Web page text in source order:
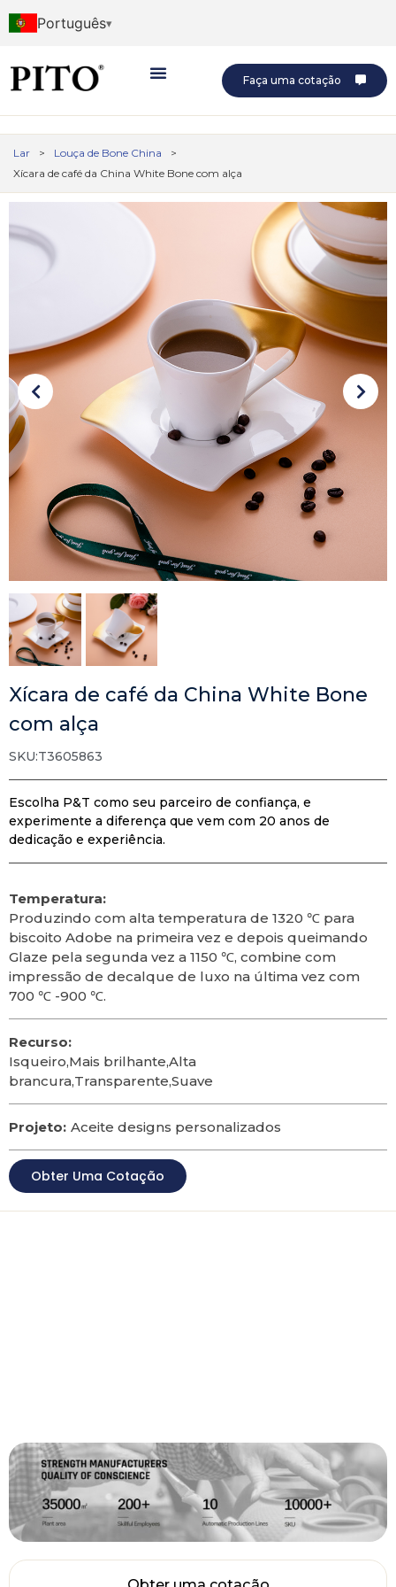
Português
Faça uma cotação
Lar > Louça de Bone China
>
Xícara de café da China White Bone com alça
Xícara de café da China White Bone
com alça
SKU:T3605863
Escolha P&T como seu parceiro de confiança, e
experimente a diferença que vem com 20 anos de
dedicação e experiência.
Temperatura:
Produzindo com alta temperatura de 1320 ℃ para
biscoito Adobe na primeira vez e depois queimando
Glaze pela segunda vez a 1150 ℃, combine com
impressão de decalque de luxo na última vez com
700 ℃ -900 ℃.
Recurso:
Isqueiro,Mais brilhante,Alta
brancura,Transparente,Suave
Projeto: Aceite designs personalizados
Obter Uma Cotação